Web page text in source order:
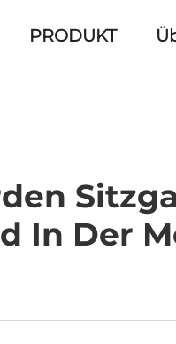
PRODUKT
In Der